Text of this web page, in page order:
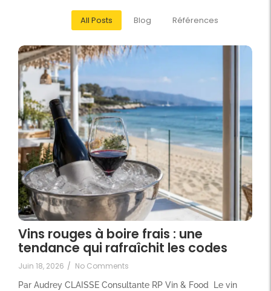
All Posts Blog Références
Vins rouges à boire frais : une
tendance qui rafraîchit les codes
Juin 18, 2026 / No Comments
Par Audrey CLAISSE Consultante RP Vin & Food Le vin